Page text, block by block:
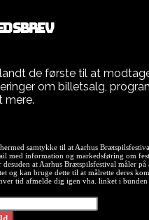
DSBREV
de første til at
om billetsalg,
mere.
samtykke til at Aarhus
med information og markedsføring om
desuden at Aarhus Brætspilsfestival måler på
og kan bruge dette til at målrette deres
tid afmelde dig igen vha. linket i bunden